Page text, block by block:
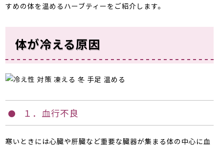
すめの体を温めるハーブティーをご紹介します。
体が冷える原因
１．血行不良
寒いときには心臓や肝臓など重要な臓器が集まる体の中心に血